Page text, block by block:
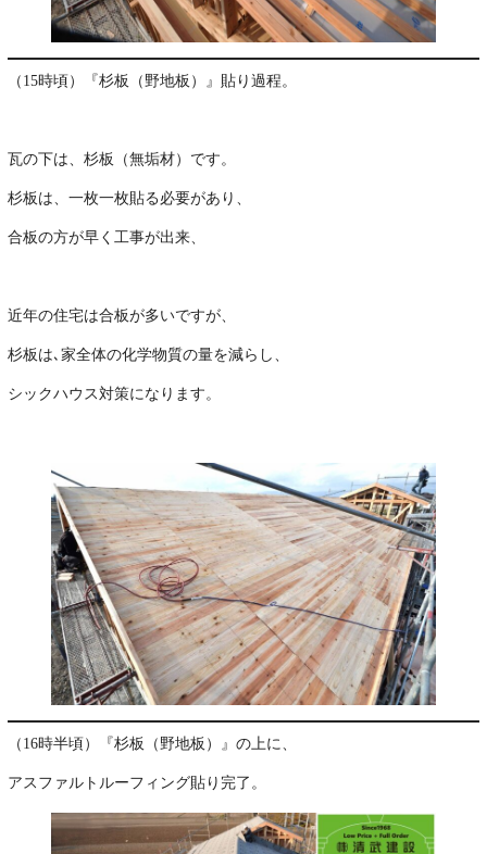
（15時頃）『杉板（野地板）』貼り過程。
瓦の下は、杉板（無垢材）です。
杉板は、一枚一枚貼る必要があり、
合板の方が早く工事が出来、
近年の住宅は合板が多いですが、
杉板は､家全体の化学物質の量を減らし、
シックハウス対策になります。
（16時半頃）『杉板（野地板）』の上に、
アスファルトルーフィング貼り完了。